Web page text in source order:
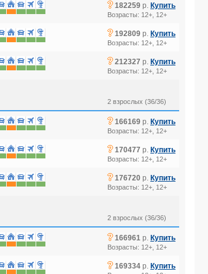
? 182259 р. Купить
Возрасты: 12+, 12+
? 192809 р. Купить
Возрасты: 12+, 12+
? 212327 р. Купить
Возрасты: 12+, 12+
2 взрослых (36/36)
? 166169 р. Купить
Возрасты: 12+, 12+
? 170477 р. Купить
Возрасты: 12+, 12+
? 176720 р. Купить
Возрасты: 12+, 12+
2 взрослых (36/36)
? 166961 р. Купить
Возрасты: 12+, 12+
? 169334 р. Купить